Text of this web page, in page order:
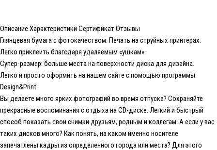
Описание Характеристики СертификатОтзывы
Глянцевая бумага с фотокачеством. Печать на струйных принтерах.
Легко приклеить благодаря удаляемым «ушкам».
Супер-размер: больше места на поверхности диска для дизайна.
Легко и просто оформить на нашем сайте с помощью программы
Design&Print.
Вы делаете много ярких фотографий во время отпуска? Сохраняйте
прекрасные воспоминания с отдыха на CD-диске. Легкий и быстрый
способ показать свои снимки друзьям, родным и коллегам. А если у вас
таких дисков много? Как понять, на каком именно носителе
запечатлены кадры из определенного города или места? Для этого